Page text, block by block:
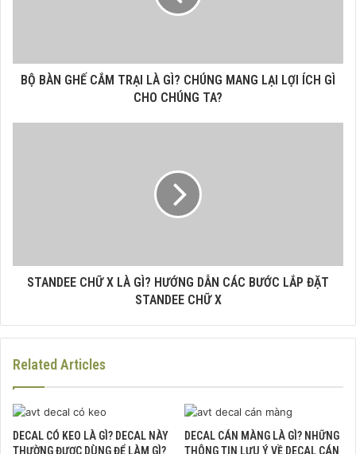
BỘ BÀN GHẾ CẮM TRẠI LÀ GÌ? CHÚNG MANG LẠI LỢI ÍCH GÌ
CHO CHÚNG TA?
STANDEE CHỮ X LÀ GÌ? HƯỚNG DẪN CÁC BƯỚC LẮP ĐẶT
STANDEE CHỮ X
Related Articles
DECAL CÓ KEO LÀ GÌ? DECAL NÀY
THƯỜNG ĐƯỢC DÙNG ĐỂ LÀM GÌ?
DECAL CÁN MÀNG LÀ GÌ? NHỮNG
THÔNG TIN LƯU Ý VỀ DECAL CÁN